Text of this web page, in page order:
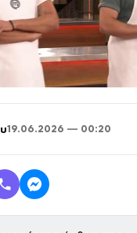
19.06.2026 — 00:20